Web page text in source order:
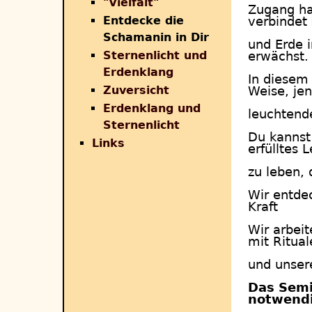
Zugang
verbindet
und Erde
erwächst.
In
Weise,
Du
erfülltes
zu leben,
Wir
Kraft
Wir
mit
und
Das
Entdecke die
Schamanin in Dir
Sternenlicht und
Erdenklang
Zuversicht
Erdenklang und
Sternenlicht
Links